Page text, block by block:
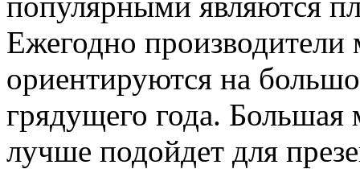
Ежегодно
ориентируются на
грядущего года. Большая
лучше подойдет для